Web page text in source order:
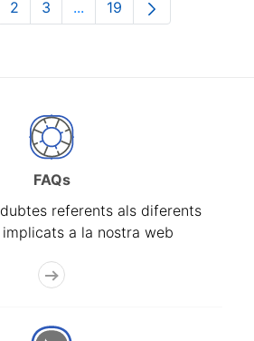
Pàgina
2 Pàgina
3 ...Pàgines intermèdies
Pàgina
19
FAQs
referents als diferents
implicats a la nostra web